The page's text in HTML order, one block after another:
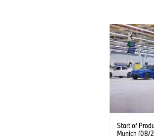
Start of
Munich (08/